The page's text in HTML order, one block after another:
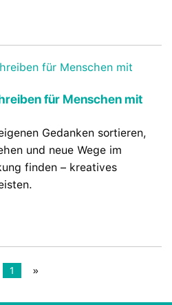
für Menschen mit
Gedanken sortieren,
und neue Wege im
finden – kreatives
1 »